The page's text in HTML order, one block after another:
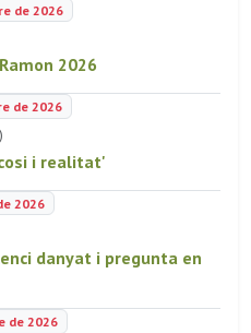
de 2026
2026
de 2026
i realitat'
2026
danyat i pregunta en
de 2026